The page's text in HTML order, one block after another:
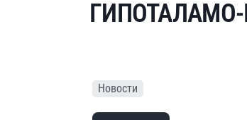
Новости